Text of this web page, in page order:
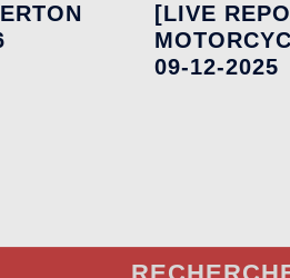
[LIVE
09-12-2025